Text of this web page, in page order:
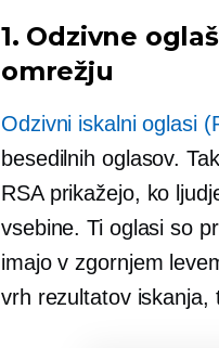
1. Odzivne
omrežju
Odzivni iskalni oglasi
besedilnih oglasov.
RSA prikažejo, ko
vsebine. Ti oglasi so
imajo v zgornjem
vrh rezultatov iskanja,